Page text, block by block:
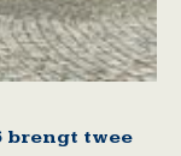
brengt twee